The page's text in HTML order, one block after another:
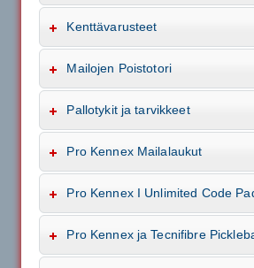
Kenttävarusteet
Mailojen Poistotori
Pallotykit ja tarvikkeet
Pro Kennex Mailalaukut
Pro Kennex I Unlimited Code
Pro Kennex ja Tecnifibre